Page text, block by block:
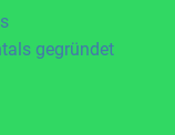
gegründet